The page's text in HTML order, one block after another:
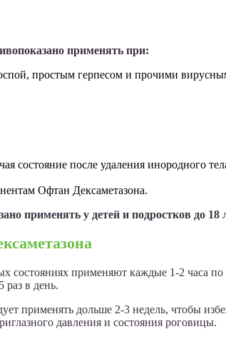
применять при:
простым герпесом и прочими
состояние после удаления инородного
Офтан Дексаметазона.
применять у детей и подростков до 18
состояниях применяют каждые 1-2 часа
раз в день.
применять дольше 2-3 недель, чтобы
давления и состояния роговицы.